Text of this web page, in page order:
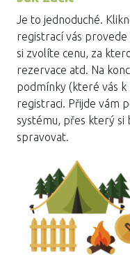
Je to jednoduché.
registrací vás
si zvolíte cenu, za
rezervace atd. Na
podmínky (které vás k
registraci. Přijde vám
systému, přes který si
spravovat.